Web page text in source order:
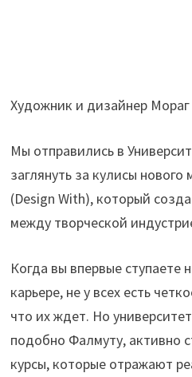
Художник и дизайнер
Мы отправились в
заглянуть за кулисы
(Design With), который
между творческой
Когда вы впервые ступаете
карьере, не у всех есть
что их ждет. Но
подобно Фалмуту, активно
курсы, которые отражают